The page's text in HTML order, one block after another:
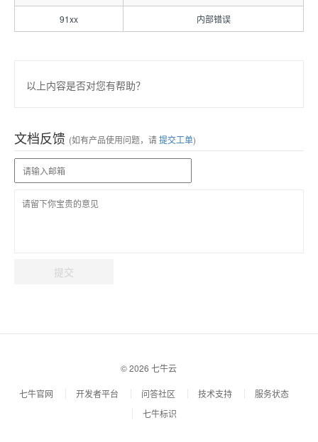
91xx 内部错误
以上内容是否对您有帮助？
文档反馈 (如有产品使用问题，请提交工单)
提交
© 2026 七牛云
七牛官网 开发者平台 问答社区 技术支持
服务状态
七牛标识